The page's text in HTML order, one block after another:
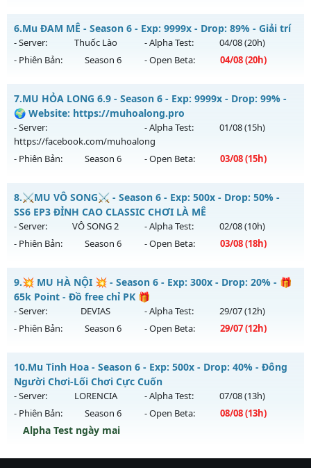
Thể loại: Mu Nguyên bản Webzen
Antihack: GoldShield
Luminous Mu - Unique resets system, freebies!
Mu mới ra tháng 08 2026 - Mở máy chủ
X100 Dynamic
19h ngày 09/08/2626
Kiểu reset: Reset In Game
Thể loại: Mu Nguyên bản Webzen
Antihack: Yes
6.Mu ĐAM MÊ - Season 6 - Exp: 9999x - Drop: 89% - Giải trí
- Server: Thuốc Lào - Alpha Test: 04/08(20h)
- Phiên Bản:
Season 6 - Open Beta: 04/08(20h)
Mu ĐAM MÊ - Giải trí
Mu mới ra tháng 08 2026 - Mở máy chủ
ngày 04/08/2626
Exp: 9999x - Drop: 89%
Thể loại: Mu Bán Đồ Full Trong Shop
Antihack: UGK
7.MU HỎA LONG 6.9 - Season 6 - Exp: 9999x - Drop: 99% -
🌍 Website: https://muhoalong.pro
- Server:
https://facebook.com/muhoalong
- Alpha Test: 01/08(15h)
- Phiên Bản: Season 6 - Open Beta: 03/08(15h)
MU HỎA LONG 6.9 - 🌍 Website: https://muhoalong.pro
Mu mới ra tháng 08 2026 - Mở máy chủ
https://facebook.com/muhoalongvào 15h ngày
03/08/2626
Kiểu reset: Non Reset
Thể loại: Mu Nguyên bản Webzen
Antihack: XShield
8.⚔️MU VÔ SONG⚔️ - Season 6 - Exp: 500x - Drop: 50% -
SS6 EP3 ĐỈNH CAO CLASSIC CHƠI LÀ MÊ
- Server: VÔ SONG 2 - Alpha Test: 02/08(10h)
- Phiên Bản:
Season 6 - Open Beta: 03/08(18h)
⚔️MU VÔ SONG⚔️ - SS6 EP3 ĐỈNH CAO CLASSIC CHƠI LÀ MÊ
Mu mới ra tháng 08 2026 - Mở máy chủ
ngày 03/08/2626
Exp: 500x - Drop: 50%
Thể loại: Mu Nguyên bản Webzen
Antihack: MU8X
9.💥 MU HÀ NỘI 💥 - Season 6 - Exp: 300x - Drop: 20% - 🎁
65k Point - Đồ free chỉ PK 🎁
- Server: DEVIAS - Alpha Test: 29/07(12h)
- Phiên Bản:
Season 6 - Open Beta: 29/07(12h)
💥 MU HÀ NỘI 💥 - 🎁 65k Point - Đồ free chỉ PK 🎁
Mu mới ra tháng 07 2026 - Mở máy chủ
ngày 29/07/2626
Exp: 300x - Drop: 20%
Kiểu reset: Reset In Game
Thể loại: Mu Custom thêm đồ mới
10.Mu Tinh Hoa - Season 6 - Exp: 500x - Drop: 40% - Đông
Người Chơi-Lối Chơi Cực Cuốn
- Server: LORENCIA - Alpha Test: 07/08(13h)
- Phiên Bản:
Season 6 - Open Beta: 08/08(13h)
Alpha Test ngày mai
Mu Tinh Hoa - Đông Người Chơi-Lối Chơi Cực Cuốn